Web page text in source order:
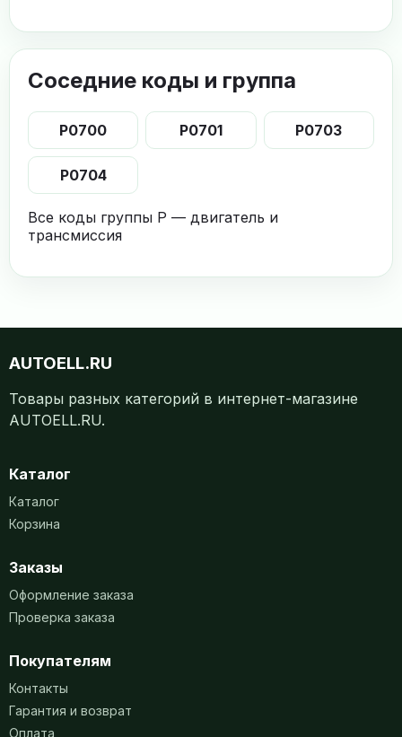
Соседние коды и группа
P0700 P0701 P0703
P0704
Все коды группы P — двигатель и
трансмиссия
AUTOELL.RU
Товары разных категорий в интернет-магазине
AUTOELL.RU.
Каталог
Каталог
Корзина
Заказы
Оформление заказа
Проверка заказа
Покупателям
Контакты
Гарантия и возврат
Оплата